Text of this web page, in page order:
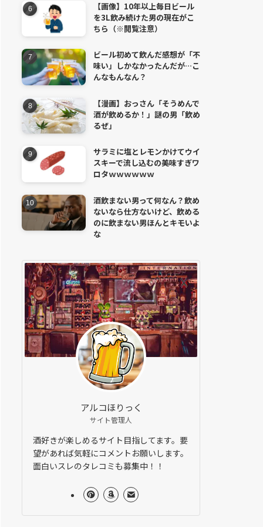
【画像】10年以上毎日ビール
を3L飲み続けた男の現在がこ
ちら（※閲覧注意）
ビール初めて飲んだ感想が「不
味い」しかなかったんだが…こ
んなもんなん？
【漫画】おっさん「そうめんで
酒が飲めるか！」謎の男「飲め
るぜ」
サラミに塩とレモンかけてウイ
スキーで流し込むの美味すぎワ
ロタｗｗｗｗｗｗ
酒飲まない男って何なん？飲め
ないなら仕方ないけど、飲める
のに飲まない男ほんとキモいよ
な
アルコほりっく
サイト管理人
酒好きが楽しめるサイト目指してます。要
望があれば気軽にコメントお願いします。
面白いスレのタレコミも募集中！！